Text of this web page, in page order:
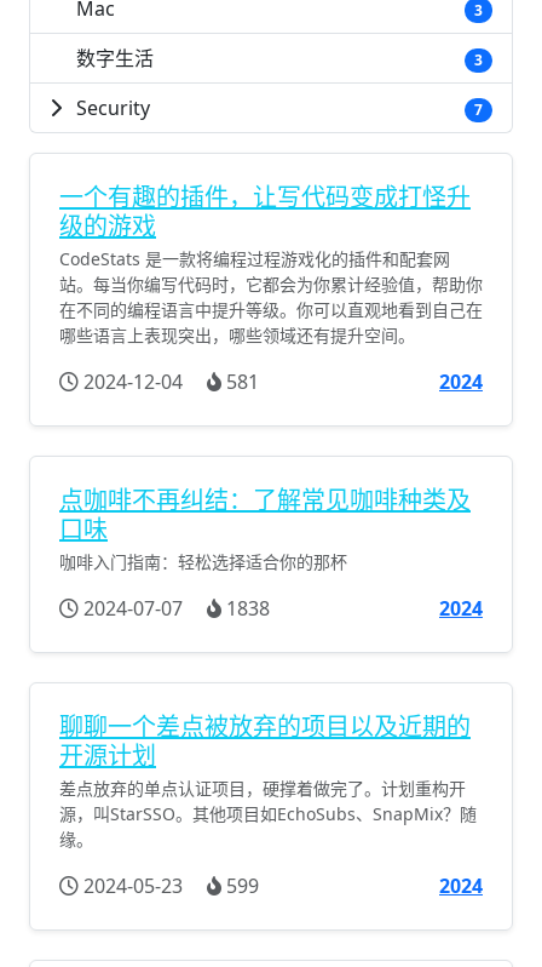
Mac 3
数字生活 3
Security 7
一个有趣的插件，让写代码变成打怪升
级的游戏
CodeStats 是一款将编程过程游戏化的插件和配套网
站。每当你编写代码时，它都会为你累计经验值，帮助你
在不同的编程语言中提升等级。你可以直观地看到自己在
哪些语言上表现突出，哪些领域还有提升空间。
2024-12-04 581 2024
点咖啡不再纠结：了解常见咖啡种类及
口味
咖啡入门指南：轻松选择适合你的那杯
2024-07-07 1838 2024
聊聊一个差点被放弃的项目以及近期的
开源计划
差点放弃的单点认证项目，硬撑着做完了。计划重构开
源，叫StarSSO。其他项目如EchoSubs、SnapMix？随
缘。
2024-05-23 599 2024